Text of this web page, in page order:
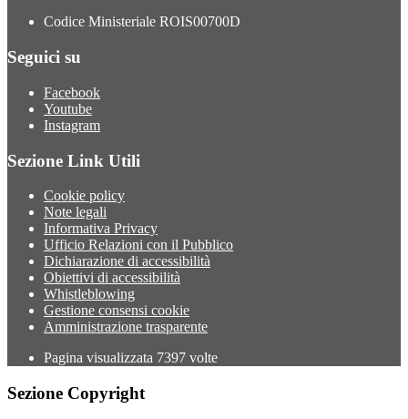
Codice Ministeriale ROIS00700D
Seguici su
Facebook
Youtube
Instagram
Sezione Link Utili
Cookie policy
Note legali
Informativa Privacy
Ufficio Relazioni con il Pubblico
Dichiarazione di accessibilità
Obiettivi di accessibilità
Whistleblowing
Gestione consensi cookie
Amministrazione trasparente
Pagina visualizzata 7397 volte
Sezione Copyright